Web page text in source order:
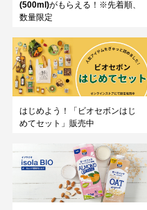
(500ml)がもらえる！※先着順、
数量限定
はじめよう！「ビオセボンはじ
めてセット」販売中